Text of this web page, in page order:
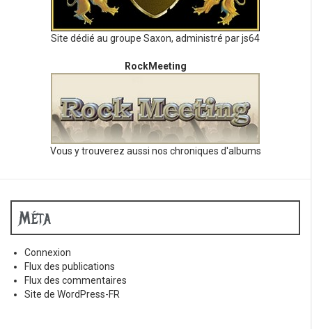
Site dédié au groupe Saxon, administré par js64
RockMeeting
Vous y trouverez aussi nos chroniques d'albums
Méta
Connexion
Flux des publications
Flux des commentaires
Site de WordPress-FR